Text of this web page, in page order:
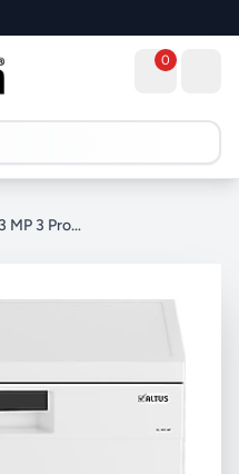
0
Altus AL 403 MP 3 Program Bulaşık Makinesi